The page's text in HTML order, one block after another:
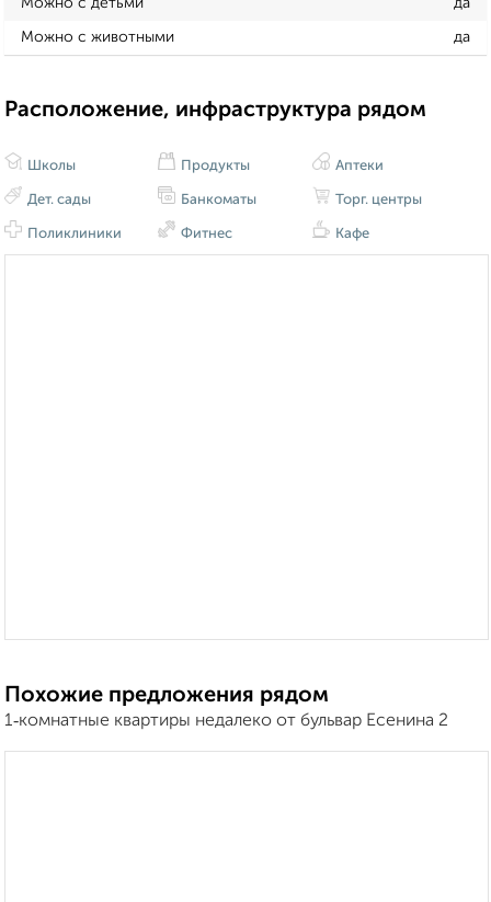
Можно с животными да
Расположение, инфраструктура рядом
Школы
Дет. сады
Поликлиники
Продукты
Банкоматы
Фитнес
Аптеки
Торг. центры
Кафе
Похожие предложения рядом
1‑комнатные квартиры недалеко от бульвар Есенина 2